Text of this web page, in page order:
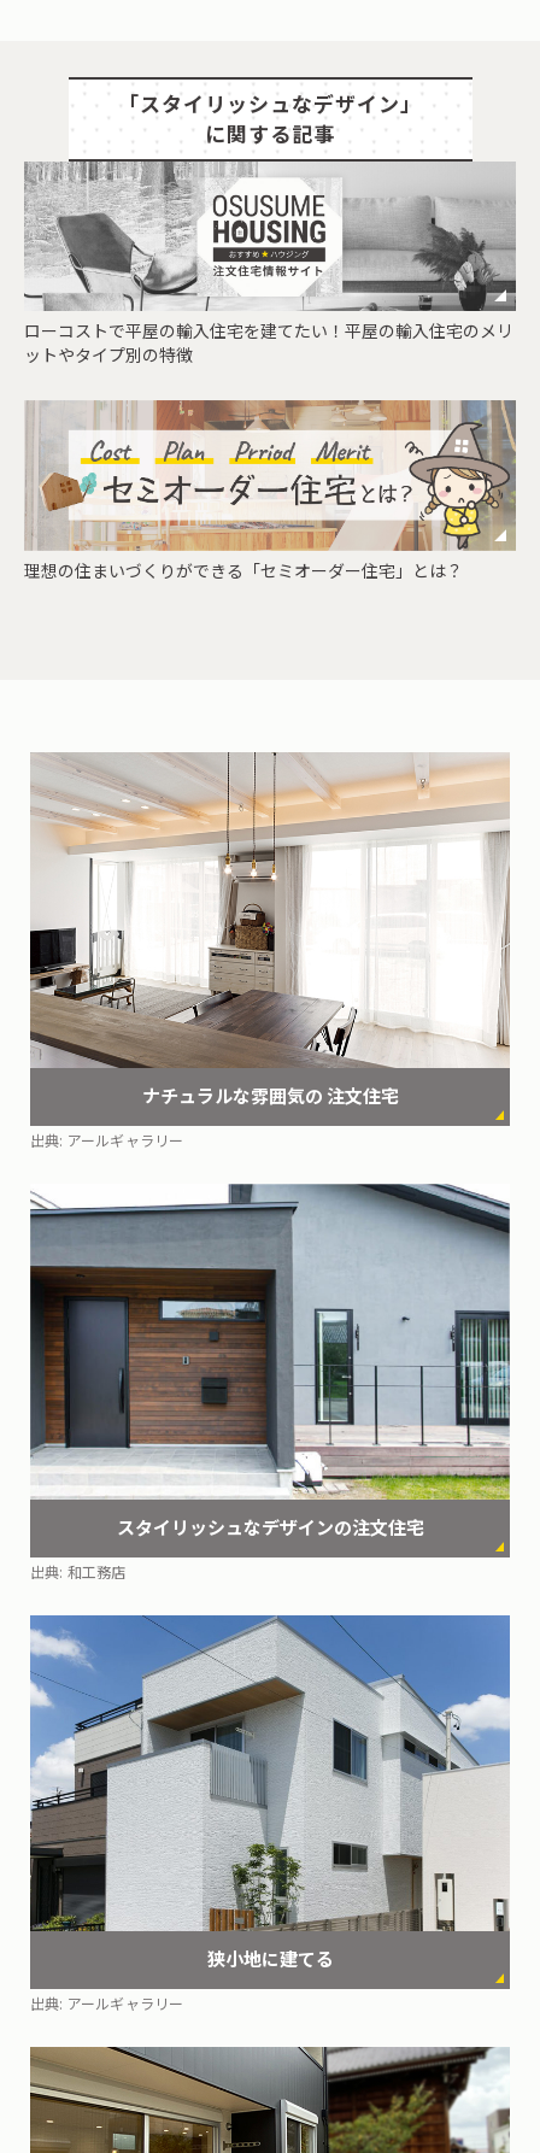
「スタイリッシュなデザイン」
に関する記事
ローコストで平屋の輸入住宅を建てたい！平屋の輸入住宅のメリ
ットやタイプ別の特徴
理想の住まいづくりができる「セミオーダー住宅」とは？
ナチュラルな雰囲気の 注文住宅
出典: アールギャラリー
スタイリッシュなデザインの注文住宅
出典: 和工務店
狭小地に建てる
出典: アールギャラリー